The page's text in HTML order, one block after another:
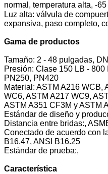
normal, temperatura alta, -
Luz alta: válvula de
expansiva, paso completo,
Gama de productos
Tamaño: 2 - 48 pulgadas,
Presión: Clase 150 LB -
PN250, PN420
Material: ASTM A216 WCB,
WC6, ASTM A217 WC9,
ASTM A351 CF3M y ASTM
Estándar de diseño y
Distancia entre bridas:,
Conectado de acuerdo con
B16.47, ANSI B16.25
Estándar de prueba:,
Característica